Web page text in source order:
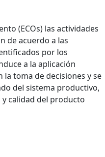
(ECOs) las actividades
de acuerdo a las
por los
a la aplicación
toma de decisiones y se
del sistema productivo,
calidad del producto